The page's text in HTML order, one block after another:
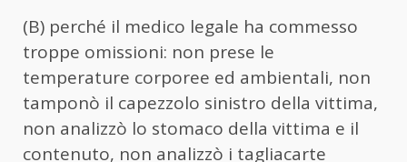
(B) perché il medico legale ha commesso
troppe omissioni: non prese le
temperature corporee ed ambientali, non
tamponò il capezzolo sinistro della vittima,
non analizzò lo stomaco della vittima e il
contenuto, non analizzò i tagliacarte